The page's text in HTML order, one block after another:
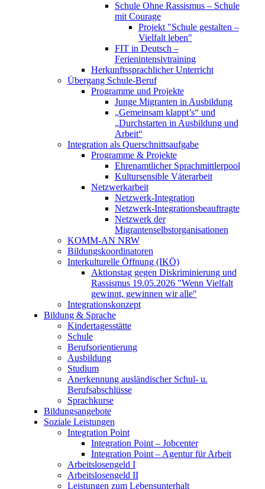
Schule Ohne Rassismus – Schule
mit Courage
Projekt "Schule gestalten –
Vielfalt leben"
FIT in Deutsch –
Ferienintensivtraining
Herkunftssprachlicher Unterricht
Übergang Schule-Beruf
Programme und Projekte
Junge Migranten in Ausbildung
„Gemeinsam klappt’s“ und
„Durchstarten in Ausbildung und
Arbeit“
Integration als Querschnittsaufgabe
Programme & Projekte
Ehrenamtlicher Sprachmittlerpool
Kultursensible Väterarbeit
Netzwerkarbeit
Netzwerk-Integration
Netzwerk-Integrationsbeauftragte
Netzwerk der
Migrantenselbstorganisationen
KOMM-AN NRW
Bildungskoordinatoren
Interkulturelle Öffnung (IKÖ)
Aktionstag gegen Diskriminierung und
Rassismus 19.05.2026 "Wenn Vielfalt
gewinnt, gewinnen wir alle"
Integrationskonzept
Bildung & Sprache
Kindertagesstätte
Schule
Berufsorientierung
Ausbildung
Studium
Anerkennung ausländischer Schul- u.
Berufsabschlüsse
Sprachkurse
Bildungsangebote
Soziale Leistungen
Integration Point
Integration Point – Jobcenter
Integration Point – Agentur für Arbeit
Arbeitslosengeld I
Arbeitslosengeld II
Leistungen zum Lebensunterhalt